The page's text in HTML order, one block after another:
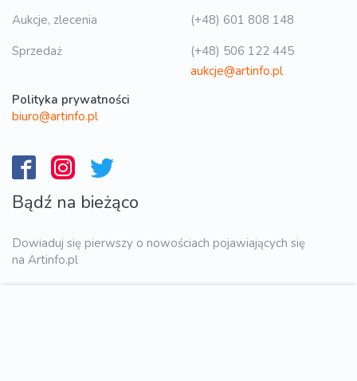
Aukcje, zlecenia
(+48) 601 808 148
Sprzedaż
(+48) 506 122 445
aukcje@artinfo.pl
Polityka prywatności
biuro@artinfo.pl
Bądź na bieżąco
Dowiaduj się pierwszy o nowościach pojawiających się
na Artinfo.pl